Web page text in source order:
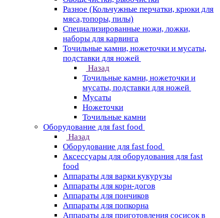
Разное (Кольчужные перчатки, крюки для
мяса,топоры, пилы)
Специализированные ножи, ложки,
наборы для карвинга
Точильные камни, ножеточки и мусаты,
подставки для ножей
Назад
Точильные камни, ножеточки и
мусаты, подставки для ножей
Мусаты
Ножеточки
Точильные камни
Оборудование для fast food
Назад
Оборудование для fast food
Аксессуары для оборудования для fast
food
Аппараты для варки кукурузы
Аппараты для корн-догов
Аппараты для пончиков
Аппараты для попкорна
Аппараты для приготовления сосисок в